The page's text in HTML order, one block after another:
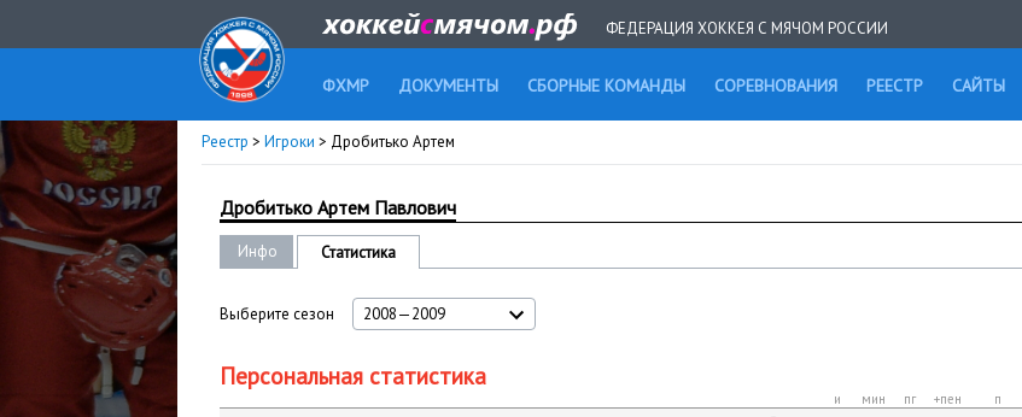
ФЕДЕРАЦИЯ ХОККЕЯ С МЯЧОМ РОССИИ
ФХМР ДОКУМЕНТЫ СБОРНЫЕ КОМАНДЫ СОРЕВНОВАНИЯ РЕЕСТР САЙТЫ
Реестр > Игроки > Дробитько Артем
Дробитько Артем Павлович
Инфо Статистика
Выберите сезон 2008—2009
Персональная статистика
и мин пг +пен п